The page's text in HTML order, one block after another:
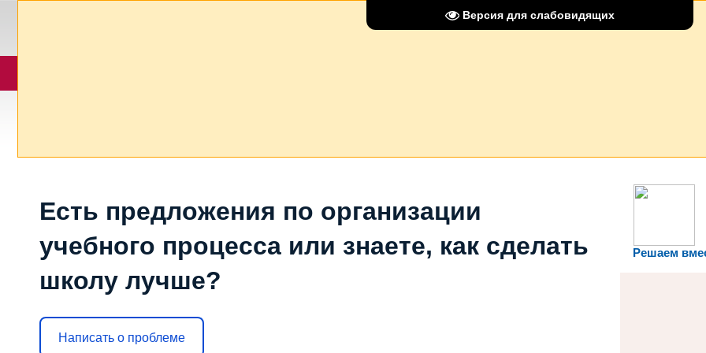
Версия для слабовидящих
Решаем
Есть предложения по организации
учебного процесса или знаете, как сделать
школу лучше?
Написать о проблеме